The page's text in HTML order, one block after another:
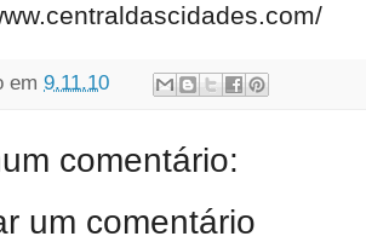
em 9.11.10
comentário:
um comentário